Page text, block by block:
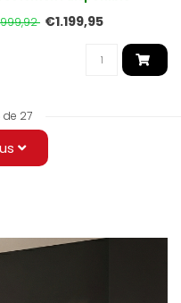
€1.199,95
de 27